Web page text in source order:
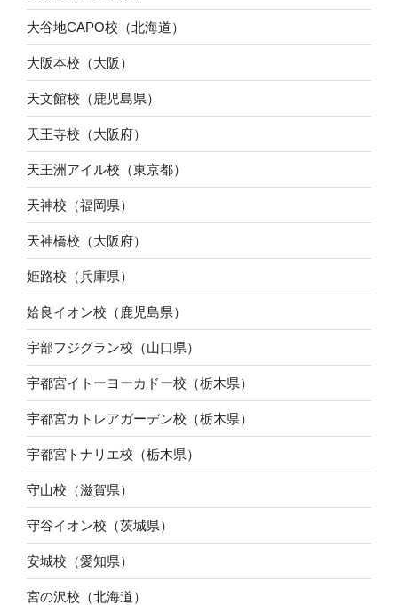
大谷地CAPO校（北海道）
大阪本校（大阪）
天文館校（鹿児島県）
天王寺校（大阪府）
天王洲アイル校（東京都）
天神校（福岡県）
天神橋校（大阪府）
姫路校（兵庫県）
姶良イオン校（鹿児島県）
宇部フジグラン校（山口県）
宇都宮イトーヨーカドー校（栃木県）
宇都宮カトレアガーデン校（栃木県）
宇都宮トナリエ校（栃木県）
守山校（滋賀県）
守谷イオン校（茨城県）
安城校（愛知県）
宮の沢校（北海道）